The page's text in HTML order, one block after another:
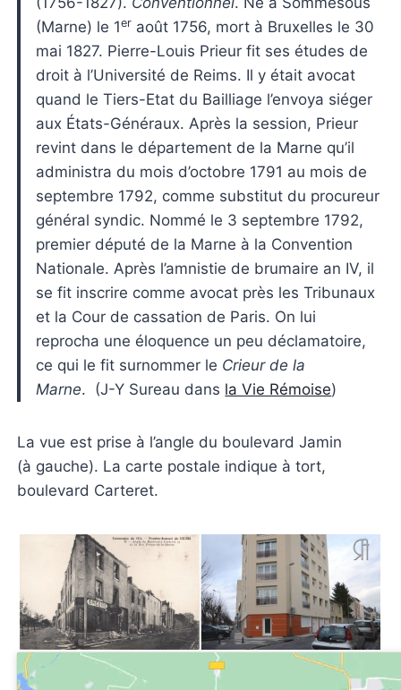
(Marne) le 1er août 1756, mort à Bruxelles le 30
mai 1827. Pierre-Louis Prieur fit ses études de
droit à l’Université de Reims. Il y était avocat
quand le Tiers-Etat du Bailliage l’envoya siéger
aux États-Généraux. Après la session, Prieur
revint dans le département de la Marne qu’il
administra du mois d’octobre 1791 au mois de
septembre 1792, comme substitut du procureur
général syndic. Nommé le 3 septembre 1792,
premier député de la Marne à la Convention
Nationale. Après l’amnistie de brumaire an IV, il
se fit inscrire comme avocat près les Tribunaux
et la Cour de cassation de Paris. On lui
reprocha une éloquence un peu déclamatoire,
ce qui le fit surnommer le Crieur de la
Marne. (J-Y Sureau dans la Vie Rémoise)
La vue est prise à l’angle du boulevard Jamin
(à gauche). La carte postale indique à tort,
boulevard Carteret.